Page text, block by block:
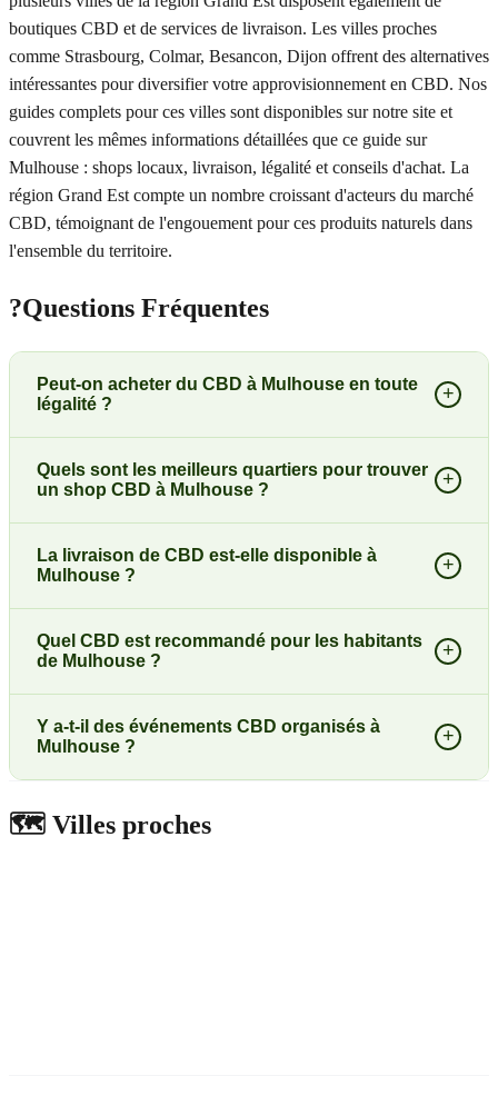
boutiques CBD et de services de livraison. Les villes proches
comme Strasbourg, Colmar, Besancon, Dijon offrent des alternatives
intéressantes pour diversifier votre approvisionnement en CBD. Nos
guides complets pour ces villes sont disponibles sur notre site et
couvrent les mêmes informations détaillées que ce guide sur
Mulhouse : shops locaux, livraison, légalité et conseils d'achat. La
région Grand Est compte un nombre croissant d'acteurs du marché
CBD, témoignant de l'engouement pour ces produits naturels dans
l'ensemble du territoire.
?Questions Fréquentes
Peut-on acheter du CBD à Mulhouse en toute
légalité ?
+
Quels sont les meilleurs quartiers pour trouver
un shop CBD à Mulhouse ?
+
La livraison de CBD est-elle disponible à
Mulhouse ?
+
Quel CBD est recommandé pour les habitants
de Mulhouse ?
+
Y a-t-il des événements CBD organisés à
Mulhouse ?
+
🗺️ Villes proches